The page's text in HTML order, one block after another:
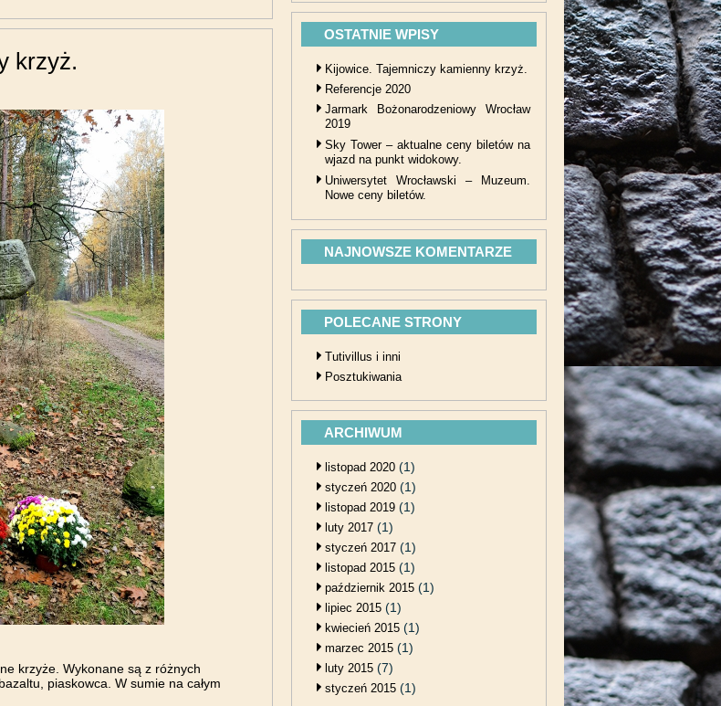
krzyż.
krzyże. Wykonane są z różnych
piaskowca. W sumie na całym
OSTATNIE WPISY
Kijowice. Tajemniczy kamienny krzyż.
Referencje 2020
Jarmark Bożonarodzeniowy Wrocław
2019
Sky Tower – aktualne ceny biletów na
wjazd na punkt widokowy.
Uniwersytet Wrocławski – Muzeum.
Nowe ceny biletów.
NAJNOWSZE KOMENTARZE
POLECANE STRONY
Tutivillus i inni
Posztukiwania
ARCHIWUM
listopad 2020 (1)
styczeń 2020 (1)
listopad 2019 (1)
luty 2017 (1)
styczeń 2017 (1)
listopad 2015 (1)
październik 2015 (1)
lipiec 2015 (1)
kwiecień 2015 (1)
marzec 2015 (1)
luty 2015 (7)
styczeń 2015 (1)